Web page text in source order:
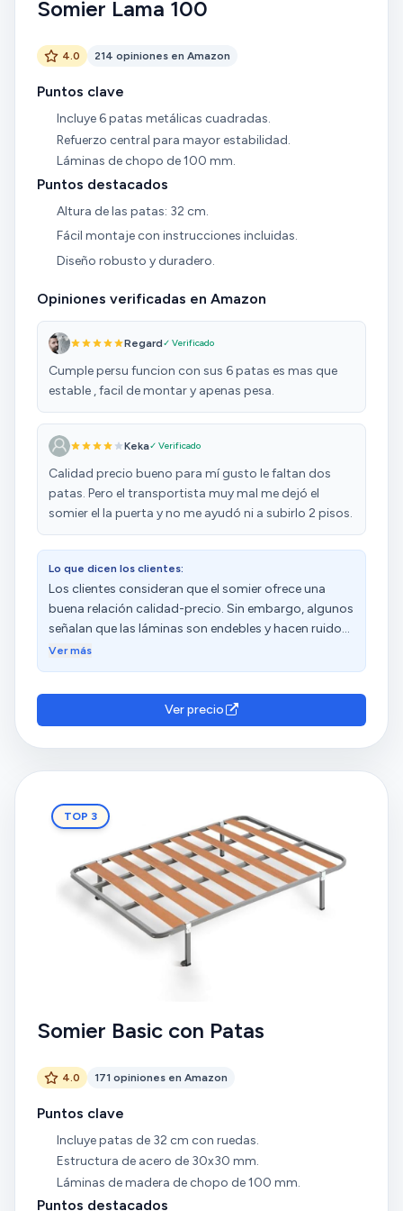
Somier Lama 100
4.0 214 opiniones en Amazon
Puntos clave
Incluye 6 patas metálicas cuadradas.
Refuerzo central para mayor estabilidad.
Láminas de chopo de 100 mm.
Puntos destacados
Altura de las patas: 32 cm.
Fácil montaje con instrucciones incluidas.
Diseño robusto y duradero.
Opiniones verificadas en Amazon
Regard✓ Verificado
Cumple persu funcion con sus 6 patas es mas que
estable , facil de montar y apenas pesa.
Keka✓ Verificado
Calidad precio bueno para mí gusto le faltan dos
patas. Pero el transportista muy mal me dejó el
somier el la puerta y no me ayudó ni a subirlo 2 pisos.
Lo que dicen los clientes:
Los clientes consideran que el somier ofrece una
buena relación calidad-precio. Sin embargo, algunos
señalan que las láminas son endebles y hacen ruido
excesivo. Además, mencionan que las lamas son muy
montaje, la resistencia y la cantidad de patas son
diversas.
Ver más
Ver precio
TOP 3
Somier Basic con Patas
4.0 171 opiniones en Amazon
Puntos clave
Incluye patas de 32 cm con ruedas.
Estructura de acero de 30x30 mm.
Láminas de madera de chopo de 100 mm.
Puntos destacados